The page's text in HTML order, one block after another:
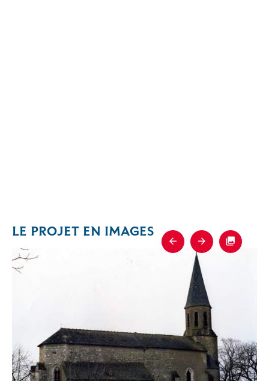
LE PROJET EN IMAGES
Previous
Next